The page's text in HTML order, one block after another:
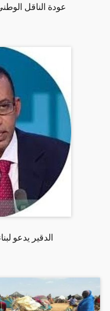
عودة الناقل
الدقير يدعو